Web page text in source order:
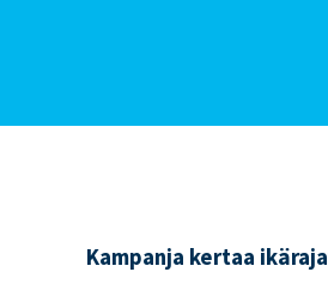
Kampanja kertaa